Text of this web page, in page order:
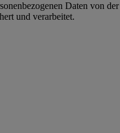
Daten von der
und verarbeitet.